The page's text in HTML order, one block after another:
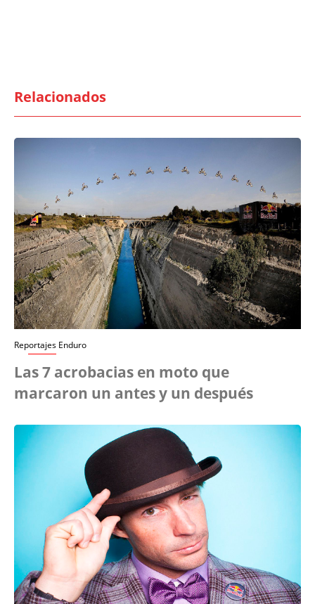
Relacionados
Reportajes Enduro
Las 7 acrobacias en moto que
marcaron un antes y un después